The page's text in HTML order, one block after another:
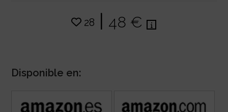
28 | 48 €
Disponible en: